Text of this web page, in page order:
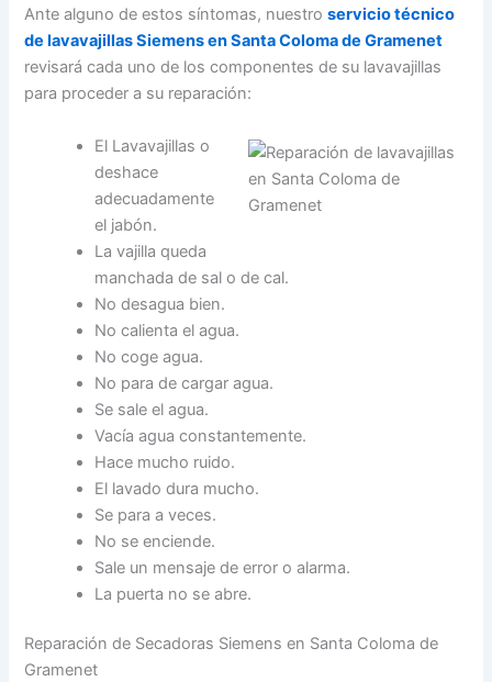
Ante alguno de estos síntomas, nuestroservicio técnico
de lavavajillas Siemens en Santa Coloma de Gramenet
revisará cada uno de los componentes de su lavavajillas
para proceder a su reparación:
El Lavavajillas o
deshace
adecuadamente
el jabón.
La vajilla queda
manchada de sal o de cal.
No desagua bien.
No calienta el agua.
No coge agua.
No para de cargar agua.
Se sale el agua.
Vacía agua constantemente.
Hace mucho ruido.
El lavado dura mucho.
Se para a veces.
No se enciende.
Sale un mensaje de error o alarma.
La puerta no se abre.
Reparación de Secadoras Siemens en Santa Coloma de
Gramenet